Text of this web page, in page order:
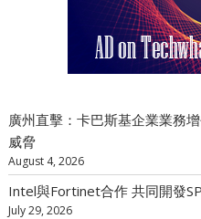
廣州直擊：卡巴斯基企業業務
威脅
August 4, 2026
Intel與Fortinet合作 共同開發
July 29, 2026